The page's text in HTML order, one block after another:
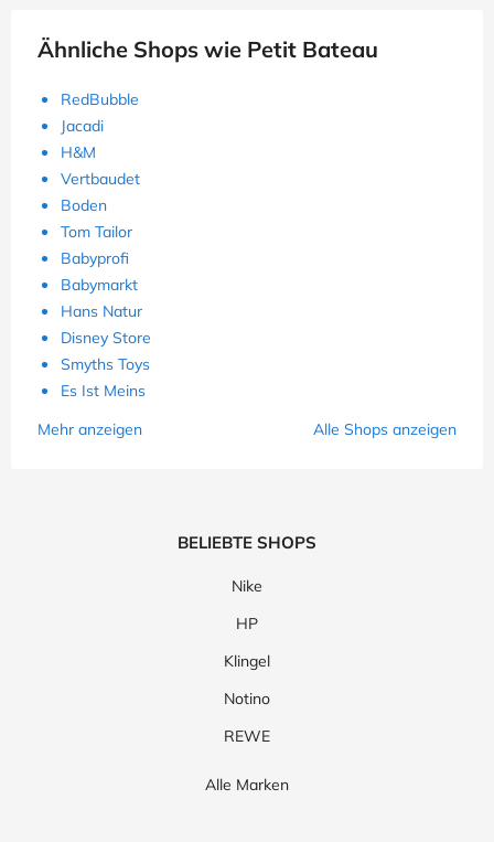
Ähnliche Shops wie Petit Bateau
RedBubble
Jacadi
H&M
Vertbaudet
Boden
Tom Tailor
Babyprofi
Babymarkt
Hans Natur
Disney Store
Smyths Toys
Es Ist Meins
Mehr anzeigen
Alle Shops anzeigen
BELIEBTE SHOPS
Nike
HP
Klingel
Notino
REWE
Alle Marken